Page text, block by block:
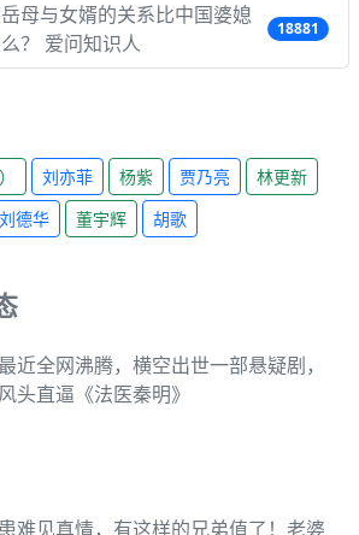
母与女婿的关系比中国婆媳
？ 爱问知识人
18881
刘亦菲 杨紫 贾乃亮
林更新
刘德华 董宇辉 胡歌
近全网沸腾，横空出世一部悬疑剧，
风头直逼《法医秦明》
患难见真情，有这样的兄弟值了！老婆